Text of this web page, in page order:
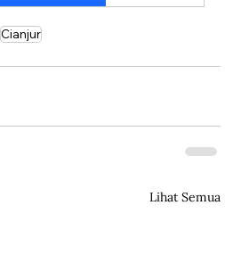
Cianjur
Lihat Semua